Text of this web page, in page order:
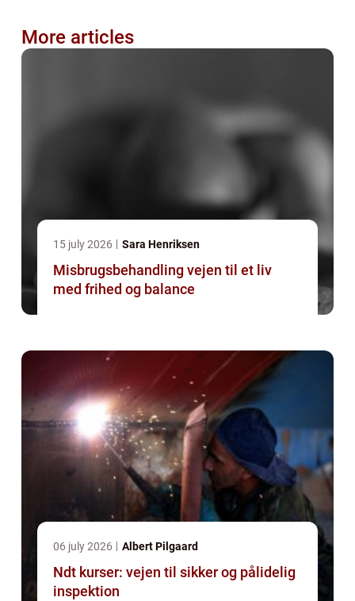
More articles
15 july 2026 Sara Henriksen
Misbrugsbehandling vejen til et liv
med frihed og balance
06 july 2026 Albert Pilgaard
Ndt kurser: vejen til sikker og pålidelig
inspektion